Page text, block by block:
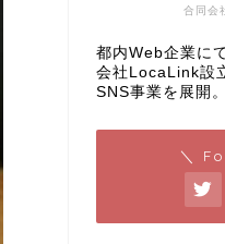
合同会
都内Web企業に
会社LocaLink設
SNS事業を展開
＼